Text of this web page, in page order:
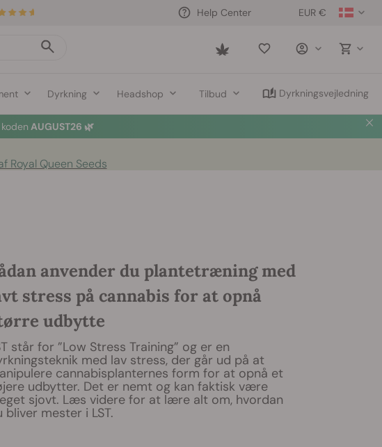
EUR €
Help Center
Saved
Dyrkning Headshop Tilbud Dyrkningsvejledning
AUGUST26 🌿
Royal Queen Seeds
anvender du plantetræning med
stress på cannabis for at opnå
udbytte
står for ”Low Stress Training” og er en
med lav stress, der går ud på at
cannabisplanternes form for at opnå et
udbytter. Det er nemt og kan faktisk være
sjovt. Læs videre for at lære alt om, hvordan
bliver mester i LST.